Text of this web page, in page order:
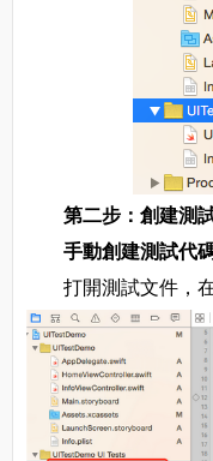
第二步：創建測
手動創建測試代
打開測試文件，